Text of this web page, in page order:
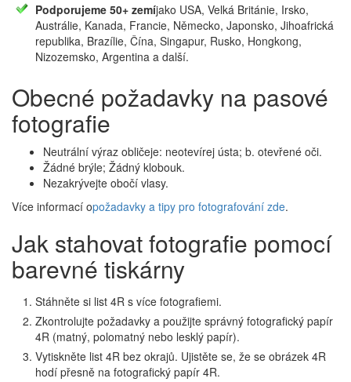
Podporujeme 50+ zemíjako USA, Velká Británie, Irsko,
Austrálie, Kanada, Francie, Německo, Japonsko, Jihoafrická
republika, Brazílie, Čína, Singapur, Rusko, Hongkong,
Nizozemsko, Argentina a další.
Obecné požadavky na pasové
fotografie
Neutrální výraz obličeje: neotevírej ústa; b. otevřené oči.
Žádné brýle; Žádný klobouk.
Nezakrývejte obočí vlasy.
Více informací opožadavky a tipy pro fotografování zde.
Jak stahovat fotografie pomocí
barevné tiskárny
Stáhněte si list 4R s více fotografiemi.
Zkontrolujte požadavky a použijte správný fotografický papír
4R (matný, polomatný nebo lesklý papír).
Vytiskněte list 4R bez okrajů. Ujistěte se, že se obrázek 4R
hodí přesně na fotografický papír 4R.